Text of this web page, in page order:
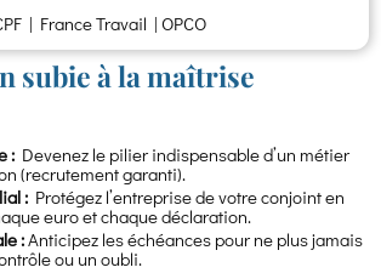
| France Travail | OPCO
subie à la maîtrise
: Devenez le pilier indispensable d’un métier
(recrutement garanti).
: Protégez l’entreprise de votre conjoint en
euro et chaque déclaration.
:Anticipez les échéances pour ne plus jamais
ou un oubli.